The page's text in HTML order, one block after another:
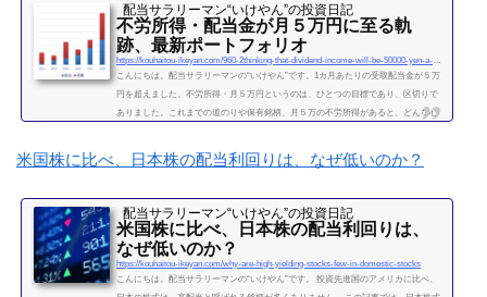
配当サラリーマン“いけやん”の投資日記 ​
不労所得・配当金が月５万円に至る軌
跡、最新ポートフォリオ
https://kouhaitou-ikeyan.com/960-2thinking-that-dividend-income-will-be-50000-yen-a-month
こんにちは。配当サラリーマンの“いけやん”です。1カ月あたりの受取配当金が５万
円を超えました。不労所得・月５万円というのは、ひとつの目標であり、区切りで
ありました。これまでの道のりや保有銘柄、月５万の不労所得があると、どんな心
ーマンを続けて感じたこと・辞めるための行動【体験談】サラリーマンが資産運用
を10年間続けて分かった4つのこと不労所得という名の受取配当金、月５万円に到達
続きを読む
米国株に比べ、日本株の配当利回りは、なぜ低いのか？
配当サラリーマン“いけやん”の投資日記 ​
米国株に比べ、日本株の配当利回りは、
なぜ低いのか？
https://kouhaitou-ikeyan.com/why-are-high-yielding-stocks-few-in-domestic-stocks
こんにちは。配当サラリーマンの“いけやん”です。 投資先進国のアメリカに比べ、